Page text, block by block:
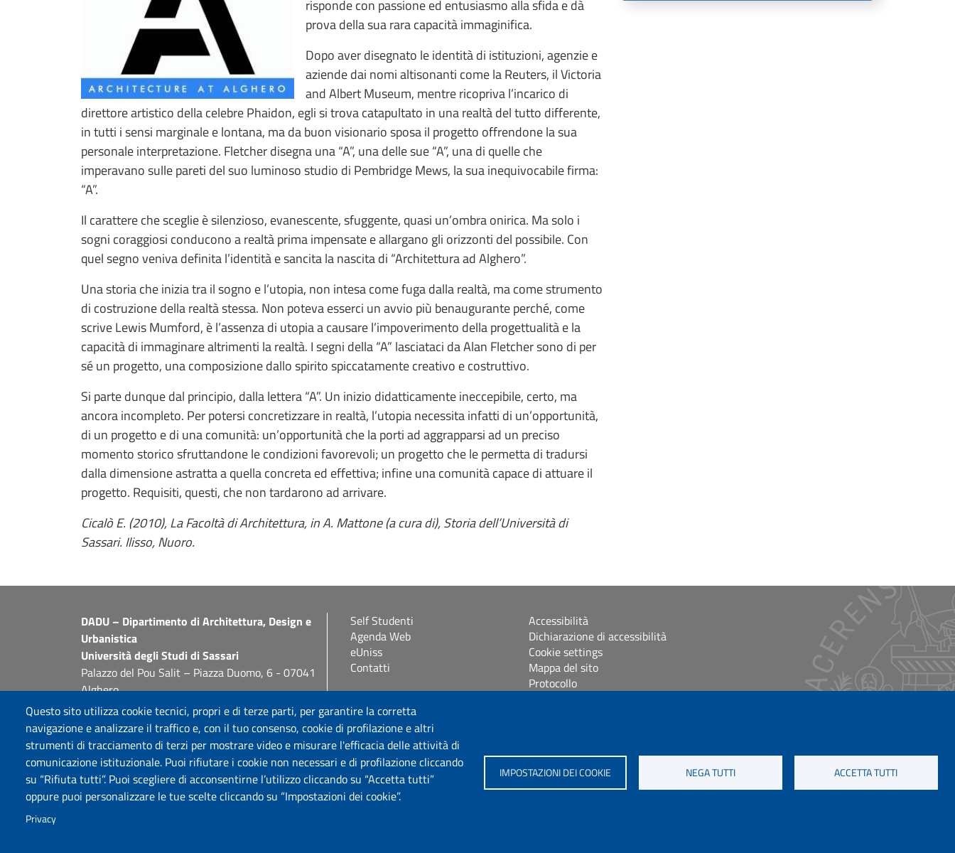
Questo sito utilizza cookie tecnici, propri e di terze parti, per garantire la corretta
navigazione e analizzare il traffico e, con il tuo consenso, cookie di profilazione e altri
strumenti di tracciamento di terzi per mostrare video e misurare l'efficacia delle attività di
comunicazione istituzionale. Puoi rifiutare i cookie non necessari e di profilazione cliccando
su “Rifiuta tutti”. Puoi scegliere di acconsentirne l’utilizzo cliccando su “Accetta tutti”
oppure puoi personalizzare le tue scelte cliccando su “Impostazioni dei cookie”.
Privacy
IMPOSTAZIONI DEI COOKIE NEGA TUTTI ACCETTA TUTTI
risponde con passione ed entusiasmo alla sfida e dà
prova della sua rara capacità immaginifica.
Dopo aver disegnato le identità di istituzioni, agenzie e
aziende dai nomi altisonanti come la Reuters, il Victoria
and Albert Museum, mentre ricopriva l’incarico di
direttore artistico della celebre Phaidon, egli si trova catapultato in una realtà del tutto differente,
in tutti i sensi marginale e lontana, ma da buon visionario sposa il progetto offrendone la sua
personale interpretazione. Fletcher disegna una “A”, una delle sue “A”, una di quelle che
imperavano sulle pareti del suo luminoso studio di Pembridge Mews, la sua inequivocabile firma:
“A”.
Il carattere che sceglie è silenzioso, evanescente, sfuggente, quasi un’ombra onirica. Ma solo i
sogni coraggiosi conducono a realtà prima impensate e allargano gli orizzonti del possibile. Con
quel segno veniva definita l’identità e sancita la nascita di “Architettura ad Alghero”.
Una storia che inizia tra il sogno e l’utopia, non intesa come fuga dalla realtà, ma come strumento
di costruzione della realtà stessa. Non poteva esserci un avvio più benaugurante perché, come
scrive Lewis Mumford, è l’assenza di utopia a causare l’impoverimento della progettualità e la
capacità di immaginare altrimenti la realtà. I segni della “A” lasciataci da Alan Fletcher sono di per
sé un progetto, una composizione dallo spirito spiccatamente creativo e costruttivo.
Si parte dunque dal principio, dalla lettera “A”. Un inizio didatticamente ineccepibile, certo, ma
ancora incompleto. Per potersi concretizzare in realtà, l’utopia necessita infatti di un’opportunità,
di un progetto e di una comunità: un’opportunità che la porti ad aggrapparsi ad un preciso
momento storico sfruttandone le condizioni favorevoli; un progetto che le permetta di tradursi
dalla dimensione astratta a quella concreta ed effettiva; infine una comunità capace di attuare il
progetto. Requisiti, questi, che non tardarono ad arrivare.
Cicalò E. (2010), La Facoltà di Architettura, in A. Mattone (a cura di), Storia dell’Università di
Sassari. Ilisso, Nuoro.
DADU – Dipartimento di Architettura, Design e
Urbanistica
Università degli Studi di Sassari
Palazzo del Pou Salit – Piazza Duomo, 6 - 07041
Alghero
dip.architettura.design.urbanistica@pec.uniss.it
aaadip@uniss.it
Self Studenti
Agenda Web
eUniss
Contatti
Accessibilità
Dichiarazione di accessibilità
Cookie settings
Mappa del sito
Protocollo
Seguici su